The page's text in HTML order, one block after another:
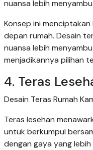
nuansa lebih
Konsep ini
depan rumah. Desain
nuansa lebih
menjadikannya pilihan
4. Teras
Desain Teras Rumah
Teras lesehan
untuk berkumpul
dengan gaya yang